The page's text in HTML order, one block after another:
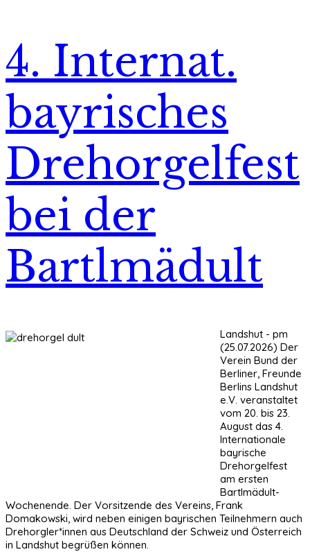
4. Internat.
bayrisches
Drehorgelfest
bei der
Bartlmädult
Landshut - pm
(25.07.2026) Der
Verein Bund der
Berliner, Freunde
Berlins Landshut
e.V. veranstaltet
vom 20. bis 23.
August das 4.
Internationale
bayrische
Drehorgelfest
am ersten
Bartlmädult-
Wochenende. Der Vorsitzende des Vereins, Frank
Domakowski, wird neben einigen bayrischen Teilnehmern auch
Drehorgler*innen aus Deutschland der Schweiz und Österreich
in Landshut begrüßen können.